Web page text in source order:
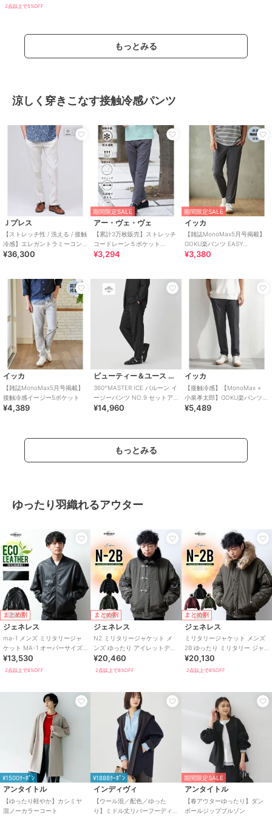
2点以上で5%OFF
もっとみる
涼しく穿きこなす接触冷感パンツ
Ｊプレス
【ストレッチ性 / 洗える / 接触
冷感】エレガントラミーコン
フォート スラックス
¥36,300
期間限定SALE
アー・ヴェ・ヴェ
【累計3万枚販売】ストレッチ
コードレーン５ポケット
SOUKAIベーシックアンクルパ
¥3,294
期間限定SALE
イッカ
【雑誌MonoMax5月号掲載】
GOKU楽パンツ EASY
STRETCH 冷感アンクル【接触
¥3,380
イッカ
【雑誌MonoMax5月号掲載】
接触冷感イージー5ポケット
¥4,389
ビューティー＆ユース ユナイテッドアローズ
360°MASTER ICE バルーン イ
ージーパンツ NO.9 セットア
ップ対応 接触冷感 ストレ
¥14,960
イッカ
【接触冷感】【MonoMax ×
小泉孝太郎】GOKU楽パンツ
EASY STRETCH ピケ
¥5,489
もっとみる
ゆったり羽織れるアウター
まとめ割
ジェネレス
ma-1 メンズ ミリタリージャ
ケット MA-1 オーバーサイズ
ゆったり 秋冬 リブブルゾン
¥13,530
2点以上で8%OFF
まとめ割
ジェネレス
N2 ミリタリージャケット メ
ンズ ゆったり アイレットデザ
イン フライトジャケット ミリ
タリー
¥20,460
2点以上で8%OFF
まとめ割
ジェネレス
ミリタリージャケット メンズ
2B ゆったり ミリタリー ジャ
ケット アウター 秋冬
¥20,130
2点以上で8%OFF
¥1500ｸｰﾎﾟﾝ
アンタイトル
【ゆったり軽やか】カシミヤ
混ノーカラーコート
¥1888ｸｰﾎﾟﾝ
インディヴィ
【ウール混／配色／ゆった
り】ミドル丈リバーフーディ
期間限定SALE
アンタイトル
【春アウターゆったり】ダン
ボールジップブルゾン